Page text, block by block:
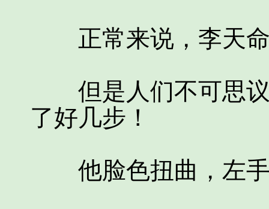
正常来说，李天命
但是人们不可思议
了好几步！
他脸色扭曲，左手